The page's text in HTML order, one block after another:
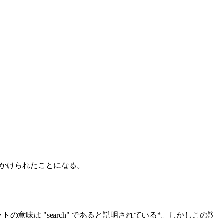
けられたことになる。
の意味は "search" であると説明されている*。しかしこの